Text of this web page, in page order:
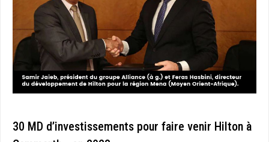
30 MD d’investissements pour faire venir Hilton à